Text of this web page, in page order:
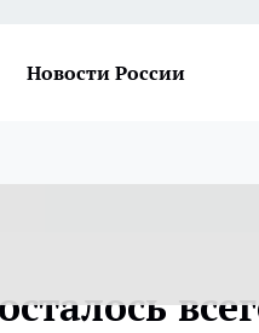
Новости России